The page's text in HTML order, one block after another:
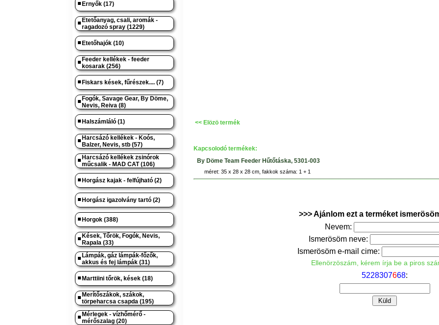
Ernyők (17)
Etetőanyag, csali, aromák -
ragadozó spray (1229)
Etetőhajók (10)
Feeder kellékek - feeder
kosarak (256)
Fiskars kések, fűrészek.... (7)
Fogók, Savage Gear, By Döme,
Nevis, Reiva (8)
Halszámláló (1)
Harcsázó kellékek - Koós,
Balzer, Nevis, stb (57)
Harcsázó kellékek zsinórok
műcsalik - MAD CAT (106)
Horgász kajak - felfújható (2)
Horgász igazolvány tartó (2)
Horgok (388)
Kések, Tőrök, Fogók, Nevis,
Rapala (33)
Lámpák, gáz lámpák-főzők,
akkus és fej lámpák (31)
Marttiini tőrök, kések (18)
Merítőszákok, szákok,
törpeharcsa csapda (195)
Mérlegek - vízhőmérő -
mérőszalag (20)
<< Elözö termék
Kapcsolodó termékek:
By Döme Team Feeder Hűtőtáska, 5301-003
méret: 35 x 28 x 28 cm, fakkok száma: 1 + 1
>>> Ajánlom ezt a terméket
Nevem:
Ismerösöm neve:
Ismerösöm e-mail cime:
Ellenörzöszám, kérem írja be a piros
5228307668: